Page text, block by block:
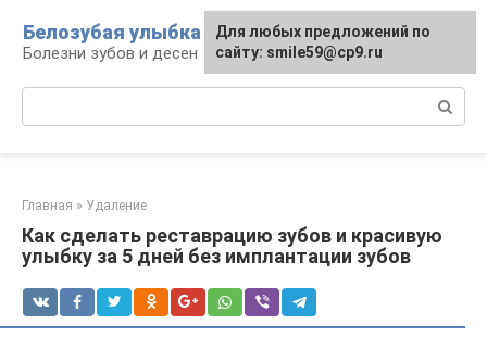
контенту
Белозубая улыбка
Болезни зубов и десен
Главная » Удаление
Как сделать реставрацию зубов и красивую
улыбку за 5 дней без имплантации зубов
Для любых предложений по
сайту: smile59@cp9.ru